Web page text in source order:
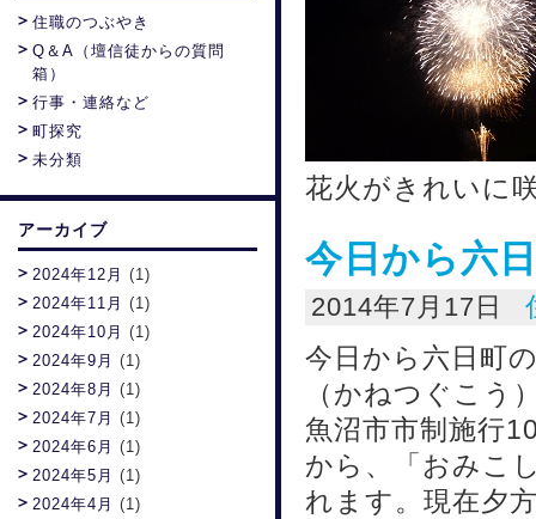
花火がきれいに
今日から六
2014年7月17日
今日から六日町
（かねつぐこう
魚沼市市制施行
から、「おみこ
れます。現在夕
住職のつぶやき
Q＆A（壇信徒からの質問
箱）
行事・連絡など
町探究
未分類
アーカイブ
2024年12月 (1)
2024年11月 (1)
2024年10月 (1)
2024年9月 (1)
2024年8月 (1)
2024年7月 (1)
2024年6月 (1)
2024年5月 (1)
2024年4月 (1)